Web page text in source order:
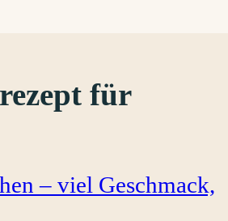
für
– viel Geschmack,